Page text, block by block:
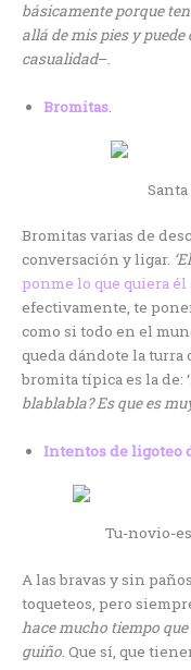
básicamente porque
allá de mis pies y
casualidad–.
Bromitas.
Bromitas varias de
conversación y ligar.
ponme lo que quiera él
efectivamente, te
como si todo en el
queda dándote la turra
bromita típica es la de: ‘
blablabla? Es que es
Intentos de ligoteo
Tu-novio-
A las bravas y sin
toqueteos, pero
hace mucho tiempo
guiño. Que sí, que